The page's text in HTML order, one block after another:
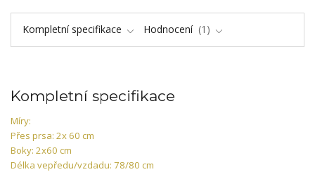
Kompletní specifikace Hodnocení 1
Kompletní specifikace
Míry:
Přes prsa: 2x 60 cm
Boky: 2x60 cm
Délka vepředu/vzdadu: 78/80 cm